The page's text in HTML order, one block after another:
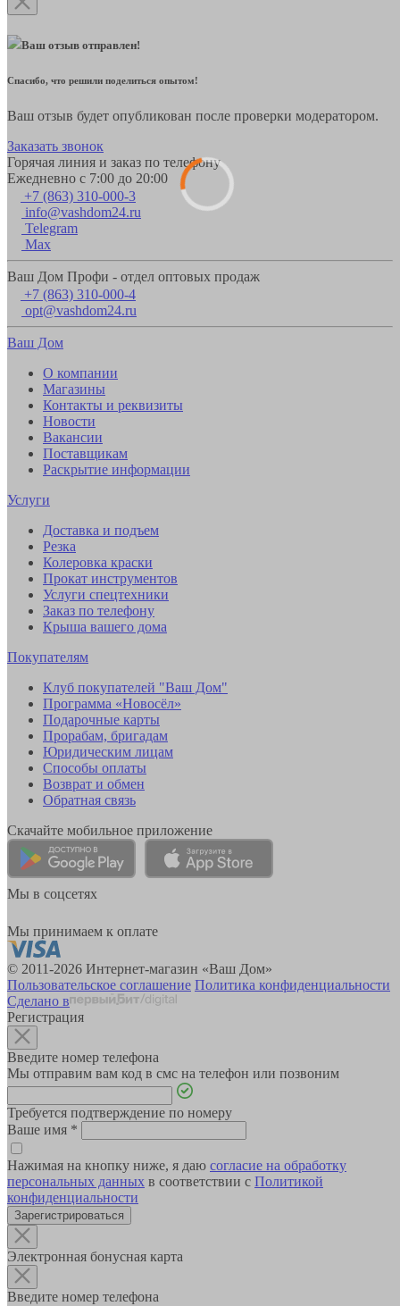
Ваш отзыв отправлен!
Спасибо, что решили поделиться опытом!
Ваш отзыв будет опубликован после проверки модератором.
Заказать звонок
Горячая линия и заказ по телефону
Ежедневно с 7:00 до 20:00
+7 (863) 310-000-3
info@vashdom24.ru
Telegram
Max
Ваш Дом Профи - отдел оптовых продаж
+7 (863) 310-000-4
opt@vashdom24.ru
Ваш Дом
О компании
Магазины
Контакты и реквизиты
Новости
Вакансии
Поставщикам
Раскрытие информации
Услуги
Доставка и подъем
Резка
Колеровка краски
Прокат инструментов
Услуги спецтехники
Заказ по телефону
Крыша вашего дома
Покупателям
Клуб покупателей "Ваш Дом"
Программа «Новосёл»
Подарочные карты
Прорабам, бригадам
Юридическим лицам
Способы оплаты
Возврат и обмен
Обратная связь
Скачайте мобильное приложение
Мы в соцсетях
Мы принимаем к оплате
© 2011-2026 Интернет-магазин «Ваш Дом»
Пользовательское соглашение Политика конфиденциальности
Сделано в
Регистрация
Введите номер телефона
Мы отправим вам код в смс на телефон или позвоним
Требуется подтверждение по номеру
Ваше имя *
Нажимая на кнопку ниже, я даю согласие на обработку
персональных данных в соответствии с Политикой
конфиденциальности
Зарегистрироваться
Электронная бонусная карта
Введите номер телефона